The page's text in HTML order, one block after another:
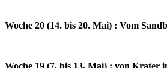
Woche 20 (14. bis 20. Mai) : Vom
Woche 19 (7. bis 13. Mai) : von Krater